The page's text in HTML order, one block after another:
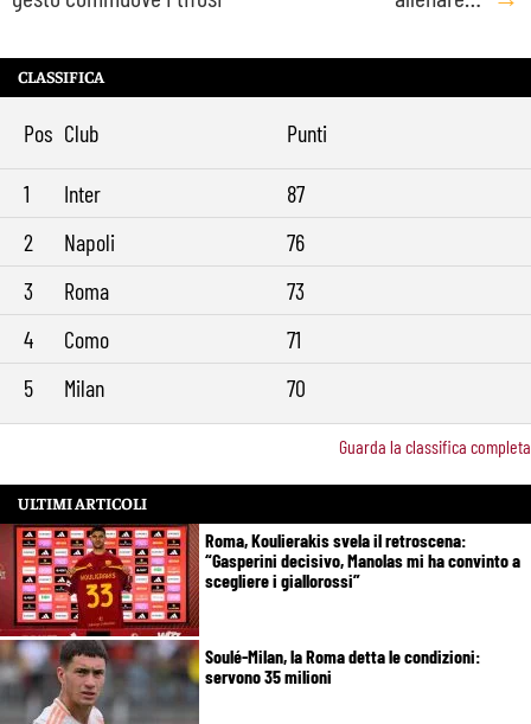
CLASSIFICA
Pos Club Punti
1 Inter
87
2
Napoli
76
3
Roma
73
4
Como
71
5
Milan 70
Guarda la classifica completa
ULTIMI ARTICOLI
Roma, Koulierakis svela il retroscena:
“Gasperini decisivo, Manolas mi ha convinto a
scegliere i giallorossi”
Soulé-Milan, la Roma detta le condizioni:
servono 35 milioni